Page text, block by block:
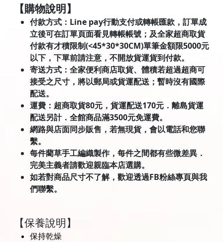
【購物說明】
付款方式：Line pay行動支付或轉帳匯款，訂單成
立後可在訂單頁面看見轉帳帳號；及全家超商取貨
付款有才積限制(<45*30*30CM)單筆金額限5000元
以下，下單前請注意，不開放貨運貨到付款。
寄送方式：全家便利商店取貨、體積若超過超商可
接受之尺寸，將以郵局或貨運配送；暫時沒有國際
配送。
運費：超商取貨80元，貨運配送170元．離島貨運
配送另計．全館商品滿3500元免運費。
網路與店面同步販售，若無現貨，會以電話和您聯
繫。
每件藺草手工編織製作，每件之間都有些微差異．
完美主義者請歡迎親臨本店選購。
如若對商品尺寸不了解，歡迎透過FB粉絲專頁與我
們聯繫。
【保養說明】
保持乾燥